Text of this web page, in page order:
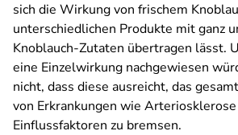
sich die Wirkung von frischem
unterschiedlichen Produkte mit ganz
Knoblauch-Zutaten übertragen lässt.
eine Einzelwirkung nachgewiesen
nicht, dass diese ausreicht, das
von Erkrankungen wie
Einflussfaktoren zu bremsen.